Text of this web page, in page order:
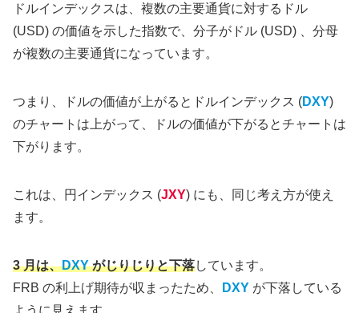
ドルインデックスは、複数の主要通貨に対するドル
(USD) の価値を示した指数で、分子がドル (USD) 、分母
が複数の主要通貨になっています。
つまり、ドルの価値が上がるとドルインデックス (DXY)
のチャートは上がって、ドルの価値が下がるとチャートは
下がります。
これは、円インデックス (JXY) にも、同じ考え方が使え
ます。
3 月は、DXYがじりじりと下落しています。
FRB の利上げ期待が収まったため、
DXY が下落している
ように見えます。